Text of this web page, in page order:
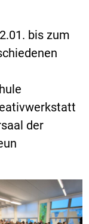
bis zum
der